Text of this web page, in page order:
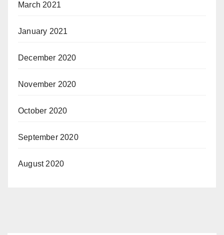
March 2021
January 2021
December 2020
November 2020
October 2020
September 2020
August 2020